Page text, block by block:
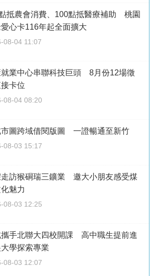
抵農會消費、100點抵醫療補助 桃園
心卡116年起全面擴大
08-04 11:07
就業中心串聯科技巨頭 8月份12場徵
卡位
08-04 08:20
市圖跨域借閱版圖 一證暢通至新竹
08-03 15:17
走訪猴硐瑞三鑛業 邀大小朋友感受煤
魅力
08-03 12:25
攜手北聯大四校開課 高中職生提前進
學探索專業
08-03 12:07